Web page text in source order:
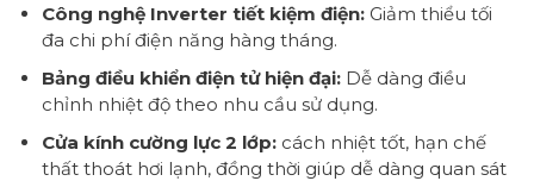
Công nghệ Inverter tiết kiệm điện:Giảm thiểu tối
đa chi phí điện năng hàng tháng.
Bảng điều khiển điện tử hiện đại:Dễ dàng điều
chỉnh nhiệt độ theo nhu cầu sử dụng.
Cửa kính cường lực 2 lớp:cách nhiệt tốt, hạn chế
thất thoát hơi lạnh, đồng thời giúp dễ dàng quan sát